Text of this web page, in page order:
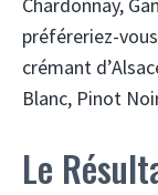
préféreriez-
crémant
Blanc, Pinot
Le